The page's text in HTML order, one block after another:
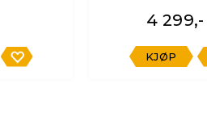
4 299,-
KJØP